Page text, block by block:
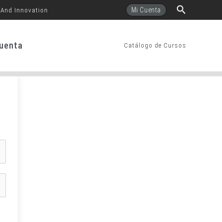
Innovation Mi Cuenta Buscar
Catálogo de Cursos